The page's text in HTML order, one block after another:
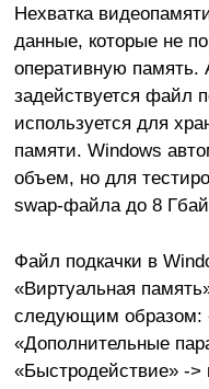
Нехватка
данные, которые не
оперативную память.
задействуется файл
используется для
памяти. Windows
объем, но для
swap-файла до 8
Файл подкачки в
«Виртуальная
следующим образом:
«Дополнительные
«Быстродействие» ->